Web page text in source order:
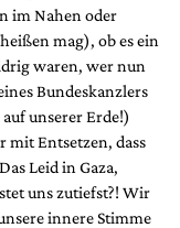
im Nahen oder
mag), ob es ein
waren, wer nun
Bundeskanzlers
unserer Erde!)
mit Entsetzen, dass
Leid in Gaza,
uns zutiefst?! Wir
innere Stimme